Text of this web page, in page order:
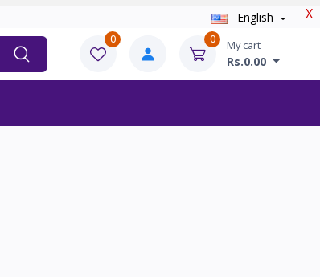
X
English
0 0 My cart
Rs.0.00